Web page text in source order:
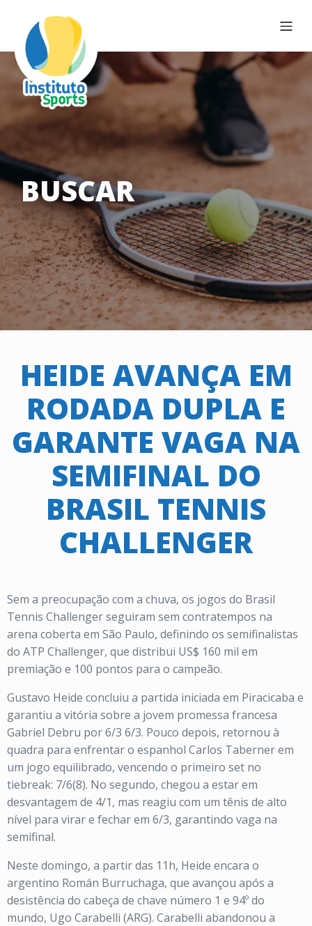
BUSCAR
HEIDE AVANÇA EM
RODADA DUPLA E
GARANTE VAGA NA
SEMIFINAL DO
BRASIL TENNIS
CHALLENGER
Sem a preocupação com a chuva, os jogos do Brasil
Tennis Challenger seguiram sem contratempos na
arena coberta em São Paulo, definindo os semifinalistas
do ATP Challenger, que distribui US$ 160 mil em
premiação e 100 pontos para o campeão.
Gustavo Heide concluiu a partida iniciada em Piracicaba e
garantiu a vitória sobre a jovem promessa francesa
Gabriel Debru por 6/3 6/3. Pouco depois, retornou à
quadra para enfrentar o espanhol Carlos Taberner em
um jogo equilibrado, vencendo o primeiro set no
tiebreak: 7/6(8). No segundo, chegou a estar em
desvantagem de 4/1, mas reagiu com um tênis de alto
nível para virar e fechar em 6/3, garantindo vaga na
semifinal.
Neste domingo, a partir das 11h, Heide encara o
argentino Román Burruchaga, que avançou após a
desistência do cabeça de chave número 1 e 94º do
mundo, Ugo Carabelli (ARG). Carabelli abandonou a